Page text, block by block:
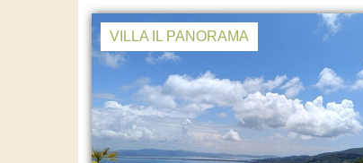
VILLA IL PANORAMA